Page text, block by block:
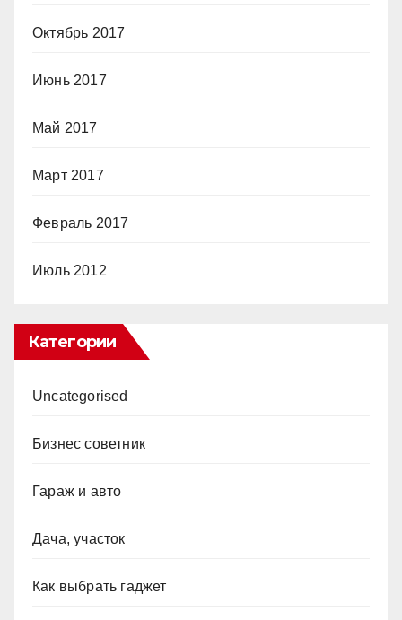
Октябрь 2017
Июнь 2017
Май 2017
Март 2017
Февраль 2017
Июль 2012
Категории
Uncategorised
Бизнес советник
Гараж и авто
Дача, участок
Как выбрать гаджет